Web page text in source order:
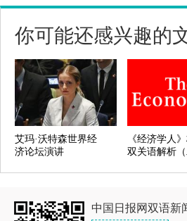
你可能还感兴趣的
艾玛·沃特森世界经
济论坛演讲
《经济学人
双关语解析（
中国日报网双语新